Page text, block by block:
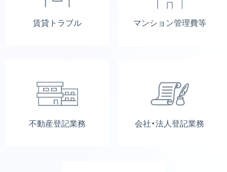
賃貸トラブル マンション管理費等
不動産登記業務 会社・法人登記業務